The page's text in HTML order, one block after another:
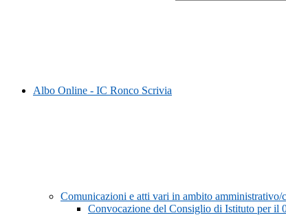
Albo Online - IC Ronco Scrivia
Comunicazioni e atti vari in ambito amministrativo/
Convocazione del Consiglio di Istituto per il